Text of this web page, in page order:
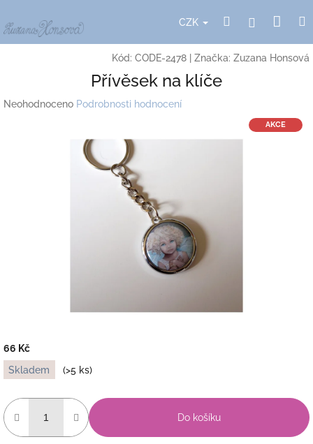
na
obsah
CZK HledatPřihlášení
Kód: CODE-2478 Značka: Zuzana Honsová
Přívěsek na klíče
Průměrné
Neohodnoceno Podrobnosti hodnocení
AKCE
66 Kč
Měrná
cena:
Skladem (>5 ks)
Do košíku